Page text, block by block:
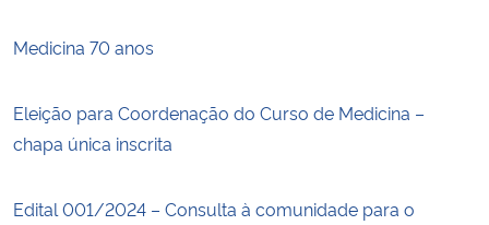
Medicina 70 anos
Eleição para Coordenação do Curso de Medicina –
chapa única inscrita
Edital 001/2024 – Consulta à comunidade para o